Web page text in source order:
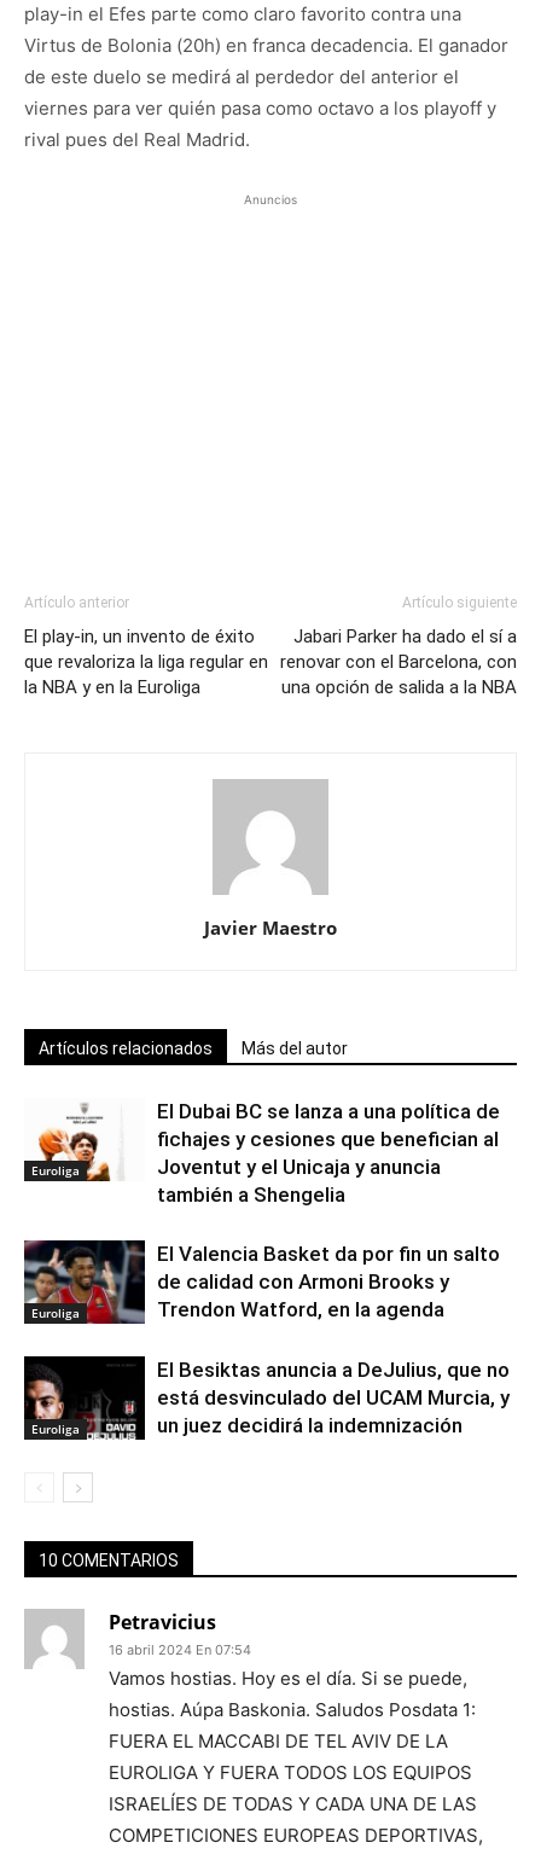
play-in el Efes parte como claro favorito contra una
Virtus de Bolonia (20h) en franca decadencia. El ganador
de este duelo se medirá al perdedor del anterior el
viernes para ver quién pasa como octavo a los playoff y
rival pues del Real Madrid.
Anuncios
Artículo anterior
El play-in, un invento de éxito
que revaloriza la liga regular en
la NBA y en la Euroliga
Artículo siguiente
Jabari Parker ha dado el sí a
renovar con el Barcelona, con
una opción de salida a la NBA
Javier Maestro
Artículos relacionados Más del autor
Euroliga
El Dubai BC se lanza a una política de
fichajes y cesiones que benefician al
Joventut y el Unicaja y anuncia
también a Shengelia
Euroliga
El Valencia Basket da por fin un salto
de calidad con Armoni Brooks y
Trendon Watford, en la agenda
Euroliga
El Besiktas anuncia a DeJulius, que no
está desvinculado del UCAM Murcia, y
un juez decidirá la indemnización
10 COMENTARIOS
Petravicius
16 abril 2024 En 07:54
Vamos hostias. Hoy es el día. Si se puede,
hostias. Aúpa Baskonia. Saludos Posdata 1:
FUERA EL MACCABI DE TEL AVIV DE LA
EUROLIGA Y FUERA TODOS LOS EQUIPOS
ISRAELÍES DE TODAS Y CADA UNA DE LAS
COMPETICIONES EUROPEAS DEPORTIVAS,